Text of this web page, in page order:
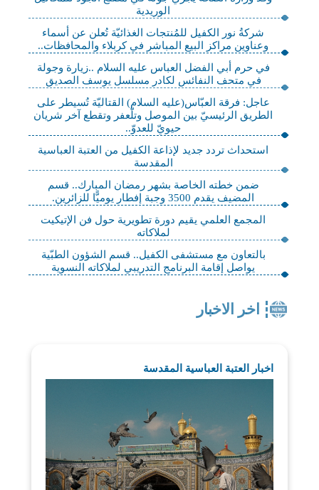
الوريدية
شركةُ نور الكفيل للمُنتجات الغذائيّة تُعلن عن أسماء
وعناوين مراكز البيع المباشر في كربلاء والمحافظات..
في حرم أبي الفضل العباس عليه السلام ..زيارة وجولة
في متحف النفائس لكادر مسلسل يوسف الصديق
عاجل: فرقة العبّاس(عليه السلام) القتاليّة تُسيطر على
الطريق الرئيسيّ بين الموصل وتلّعفر وتقطع آخر شريان
حيويّ للعدوّ..
استحداث تردد جديد لإذاعة الكفيل من العتبة العباسية
المقدسة
ضمن خطته الخاصة بشهر رمضان المبارك.. قسم
المضيف يقدم 3500 وجبة إفطار يوميًّا للزائرين.
المجمع العلمي يقيم دورة تطويرية حول فن الإتيكيت
لملاكاته
بالتعاون مع مستشفى الكفيل.. قسم الشؤون الطبّية
يواصل إقامة البرنامج التدريبي لملاكاته النسوية
اخر الاخبار
اخبار العتبة العباسية المقدسة